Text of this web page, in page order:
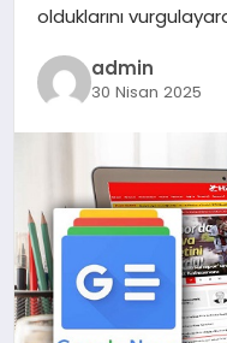
YAŞAM
olduklarını
admin
30 Nisan 2025